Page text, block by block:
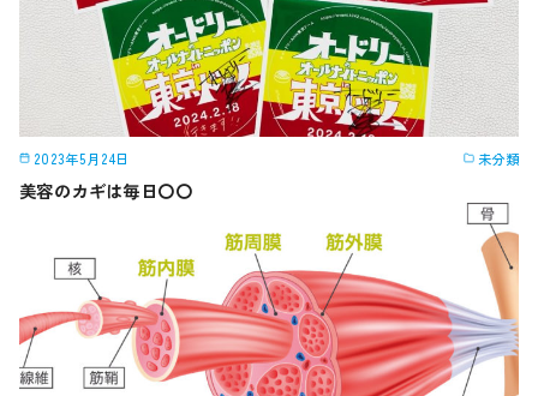
2023年5月24日 未分類
美容のカギは毎日〇〇